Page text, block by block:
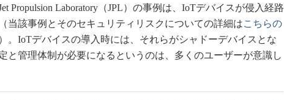
Propulsion Laboratory（JPL）の事例は、IoTデバイスが侵入経路
当該事例とそのセキュリティリスクについての詳細はこちらの
。IoTデバイスの導入時には、それらがシャドーデバイスとな
と管理体制が必要になるというのは、多くのユーザーが意識し